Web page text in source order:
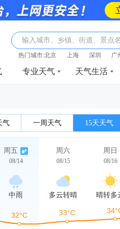
输入城市、乡镇、街道、景点
热门城市:北京 上海 深圳 广
专业天气 天气生活
气 一周天气 15天天气
周五
08/14
中雨
周六
08/15
多云转晴
周日
08/16
晴转多